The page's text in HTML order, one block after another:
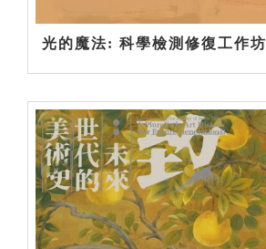
光的魔法: 科學檢測修復工作坊